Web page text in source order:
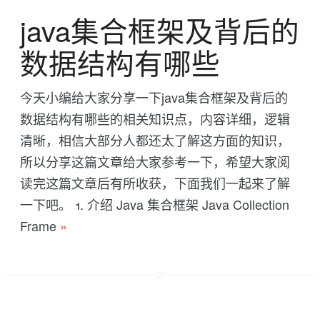
java集合框架及背后的
数据结构有哪些
今天小编给大家分享一下java集合框架及背后的
数据结构有哪些的相关知识点，内容详细，逻辑
清晰，相信大部分人都还太了解这方面的知识，
所以分享这篇文章给大家参考一下，希望大家阅
读完这篇文章后有所收获，下面我们一起来了解
一下吧。 1. 介绍 Java 集合框架 Java Collection
Frame »